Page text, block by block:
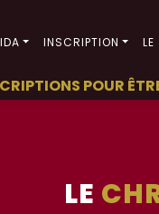
INSCRIPTION
POUR ÊTRE
LE